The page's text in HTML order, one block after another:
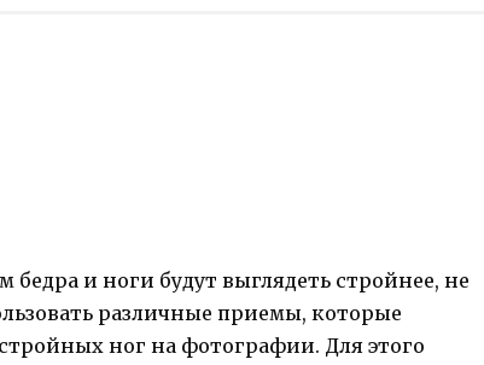
и ноги будут выглядеть стройнее, не
различные приемы, которые
ног на фотографии. Для этого